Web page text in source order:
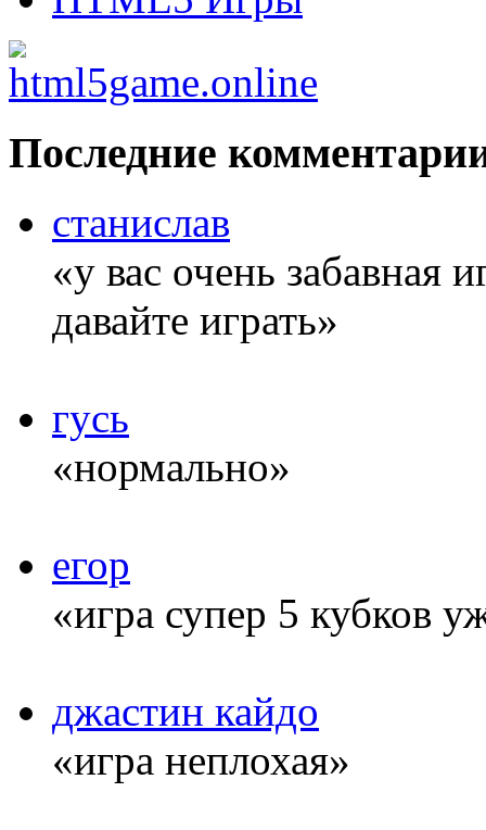
Последние
станислав
«у вас очень забавная
давайте играть»
гусь
«нормально»
егор
«игра супер 5 кубков
джастин кайдо
«игра неплохая»